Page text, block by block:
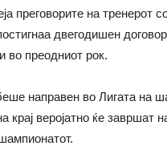
преговорите на тренерот
двегодишен
во преодниот рок.
направен во Лигата на
крај веројатно ќе завршат